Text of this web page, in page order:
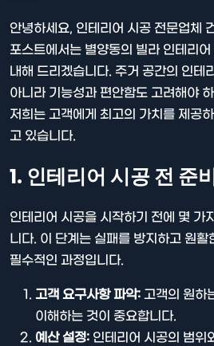
안녕하세요, 인테리어 시공 전문업체
포스트에서는 별양동의 빌라 인테리
내해 드리겠습니다. 주거 공간의 인테
아니라 기능성과 편안함도 고려해야
저희는 고객에게 최고의 가치를 제공
고 있습니다.
1. 인테리어 시공 전 준
인테리어 시공을 시작하기 전에 몇 가
니다. 이 단계는 실패를 방지하고 원
필수적인 과정입니다.
고객 요구사항 파악: 고객의 원하
이해하는 것이 중요합니다.
예산 설정: 인테리어 시공의 범위